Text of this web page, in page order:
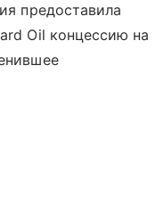
предоставила
Oil концессию на